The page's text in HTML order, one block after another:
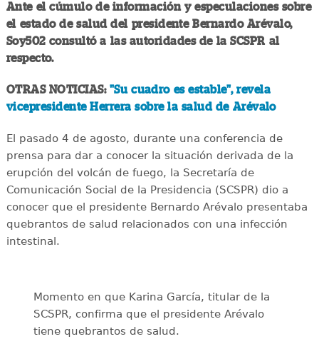
Ante el cúmulo de información y especulaciones sobre
el estado de salud del presidente Bernardo Arévalo,
Soy502 consultó a las autoridades de la SCSPR al
respecto.
OTRAS NOTICIAS: "Su cuadro es estable", revela
vicepresidente Herrera sobre la salud de Arévalo
El pasado 4 de agosto, durante una conferencia de
prensa para dar a conocer la situación derivada de la
erupción del volcán de fuego, la Secretaría de
Comunicación Social de la Presidencia (SCSPR) dio a
conocer que el presidente Bernardo Arévalo presentaba
quebrantos de salud relacionados con una infección
intestinal.
Momento en que Karina García, titular de la
SCSPR, confirma que el presidente Arévalo
tiene quebrantos de salud.